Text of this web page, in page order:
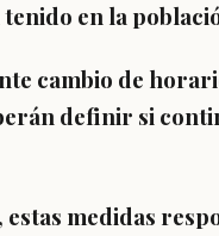
en la
cambio de
definir si
medidas